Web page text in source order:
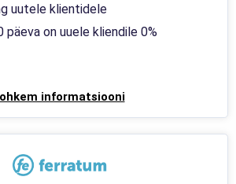
uutele klientidele
päeva on uuele kliendile 0%
informatsiooni